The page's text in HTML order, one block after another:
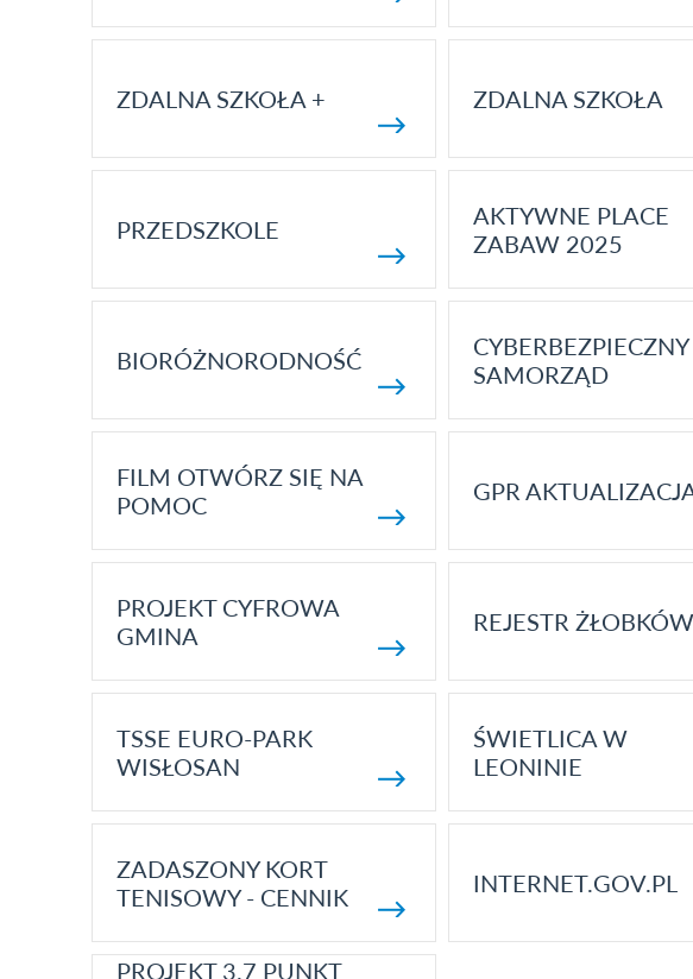
ZDALNA SZKOŁA + ZDALNA SZKOŁA
PRZEDSZKOLE
AKTYWNE PLACE
ZABAW 2025
BIORÓŻNORODNOŚĆ
CYBERBEZPIECZNY
SAMORZĄD
FILM OTWÓRZ SIĘ NA
POMOC
GPR
PROJEKT CYFROWA
GMINA
REJESTR ŻŁOBKÓW
TSSE EURO-PARK
WISŁOSAN
ŚWIETLICA W
LEONINIE
ZADASZONY KORT
TENISOWY - CENNIK
INTERNET.GOV.PL
PROJEKT 3.7 PUNKT